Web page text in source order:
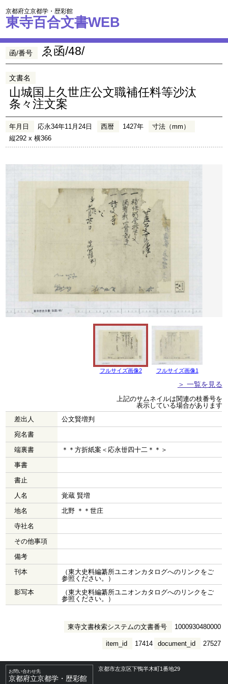
京都府立京都学・歴彩館
東寺百合文書WEB
函/番号 ゑ函/48/
文書名
山城国上久世庄公文職補任料等沙汰
条々注文案
年月日 応永34年11月24日 西暦 1427年
寸法（mm）
縦292 x 横366
フルサイズ画像2 フルサイズ画像1
＞ 一覧を見る
上記のサムネイルは関連の枝番号を
表示している場合があります
差出人
公文賢増判
宛名書
端裏書
＊＊方折紙案＜応永丗四十二＊＊＞
事書
書止
人名
覚蔵 賢増
地名
北野 ＊＊世庄
寺社名
その他事項
備考
刊本
（東大史料編纂所ユニオンカタログへのリンクをご
参照ください。）
影写本
（東大史料編纂所ユニオンカタログへのリンクをご
参照ください。）
東寺文書検索システムの文書番号 1000930480000
document_id 27527
item_id 17414
お問い合わせ先
京都府立京都学・歴彩館
京都市左京区下鴨半木町1番地29